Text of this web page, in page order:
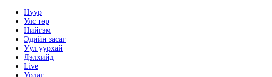
Нүүр
Улс төр
Нийгэм
Эдийн засаг
Уул уурхай
Дэлхийд
Live
Урлаг